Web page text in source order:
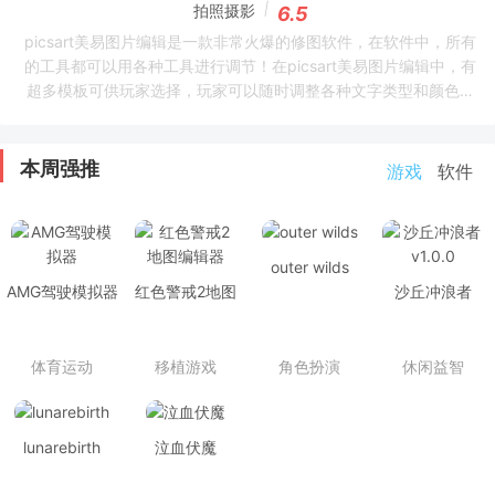
拍照摄影
6.5
picsart美易图片编辑是一款非常火爆的修图软件，在软件中，所有
的工具都可以用各种工具进行调节！在picsart美易图片编辑中，有
超多模板可供玩家选择，玩家可以随时调整各种文字类型和颜色等
本周强推 游戏 软件
AMG驾驶模拟器
体育运动
红色警戒2地图
移植游戏
outer wilds
角色扮演
沙丘冲浪者
休闲益智
lunarebirth 泣血伏魔